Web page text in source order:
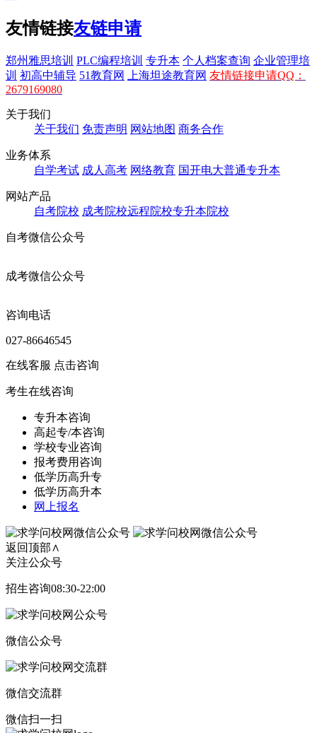
友情链接友链申请
郑州雅思培训 PLC编程培训 专升本 个人档案查询 企业管理培
训 初高中辅导 51教育网 上海坦途教育网 友情链接申请QQ：
2679169080
关于我们
关于我们 免责声明 网站地图 商务合作
业务体系
自学考试 成人高考 网络教育 国开电大普通专升本
网站产品
自考院校 成考院校远程院校专升本院校
自考微信公众号
成考微信公众号
咨询电话
027-86646545
在线客服 点击咨询
考生在线咨询
专升本咨询
高起专/本咨询
学校专业咨询
报考费用咨询
低学历高升专
低学历高升本
网上报名
返回顶部∧
关注公众号
招生咨询08:30-22:00
微信公众号
微信交流群
微信扫一扫